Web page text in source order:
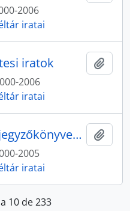
2006
iratai
iratok
2006
iratai
Egyetemi tanácsülési jegyzőkönyvek (2006. 03-tól Szenátus)
2005
iratai
10 de 233